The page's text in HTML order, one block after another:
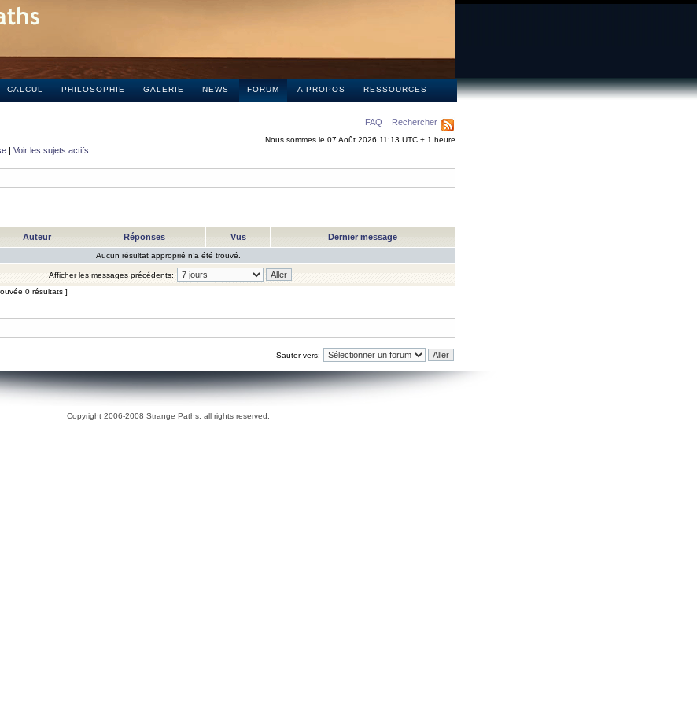
CALCUL PHILOSOPHIE GALERIE NEWS FORUM A PROPOS RESSOURCES
FAQ Rechercher
Nous sommes le 07 Août 2026 11:13 UTC + 1 heure
| Voir les sujets actifs
Auteur Réponses Vus Dernier message
Aucun résultat approprié n’a été trouvé.
Afficher les messages précédents:
0 résultats ]
Sauter vers:
Copyright 2006-2008 Strange Paths, all rights reserved.